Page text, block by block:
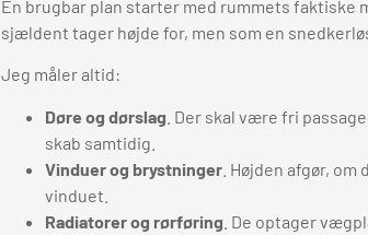
En brugbar plan starter med rummets faktiske
sjældent tager højde for, men som en
Jeg måler altid:
Døre og dørslag . Der skal være fri
skab samtidig.
Vinduer og brystninger . Højden afgør,
vinduet.
Radiatorer og rørføring . De optager